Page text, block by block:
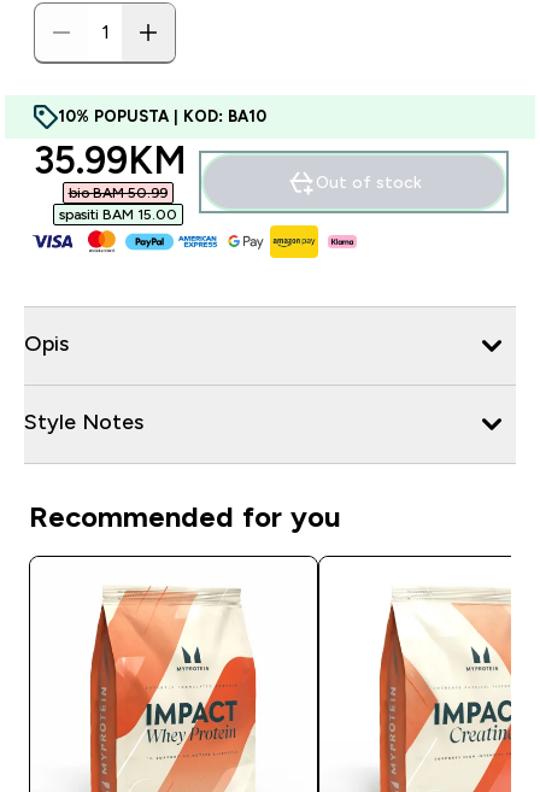
10% POPUSTA | KOD: BA10
discounted price
35.99KM‎
bio BAM 50.99‎
spasiti BAM 15.00‎
Out of stock
Opis
Style Notes
Recommended for you